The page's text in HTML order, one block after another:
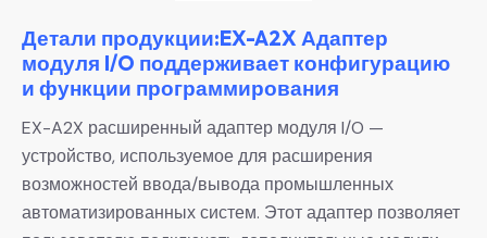
Детали продукции:EX-A2X Адаптер
модуля I/O поддерживает конфигурацию
и функции программирования
EX-A2X расширенный адаптер модуля I/O —
устройство, используемое для расширения
возможностей ввода/вывода промышленных
автоматизированных систем. Этот адаптер позволяет